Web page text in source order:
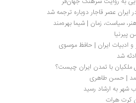
ایران عصر قاجار دوباره ترجمه شد
سیاست، زمان | شیما بهره‌مند
پیرنیا
و ادبیات ایران | حافظ موسوی
شد
ملکیان با تمدن ایران چیست؟
| حسن طاهری
شهر به ارشاد رسید
کرت هرات